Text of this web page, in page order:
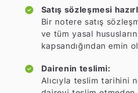
Satış sözleşmesi
Bir notere satış
ve tüm yasal hususların
kapsandığından emin
Dairenin teslimi:
Alıcıyla teslim tarihini